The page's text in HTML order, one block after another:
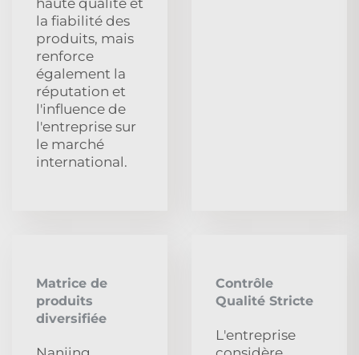
la fiabilité des
produits, mais
renforce
également la
réputation et
l'influence de
l'entreprise sur
le marché
international.
Matrice de
produits
diversifiée
Contrôle
Qualité Stricte
L'entreprise